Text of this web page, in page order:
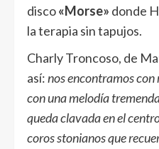
disco«Morse» donde
la terapia sin tapujos.
Charly Troncoso, de
así:nos encontramos con
con una melodía
queda clavada en el
coros stonianos que